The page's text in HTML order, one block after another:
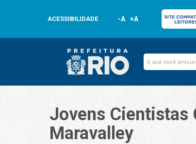
ACESSIBILIDADE -A +A
Jovens Cientistas
Maravalley